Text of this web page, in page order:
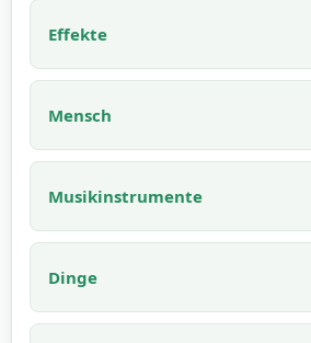
Effekte
Mensch
Musikinstrumente
Dinge